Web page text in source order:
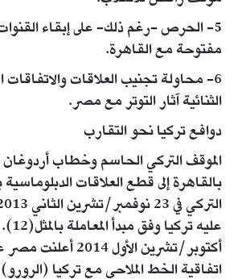
5- الحرص -رغم ذلك- على إبقاء
مفتوحة مع القاهرة.
6- محاولة تجنيب العلاقات والاتفاقات
الثنائية آثار التوتر مع مصر.
دوافع تركيا نحو التقارب
الموقف التركي الحاسم وخطاب أردوغان
بالقاهرة إلى قطع العلاقات
أكتوبر/تشرين الأول
اتفاقية الخط الملاحي مع تركيا